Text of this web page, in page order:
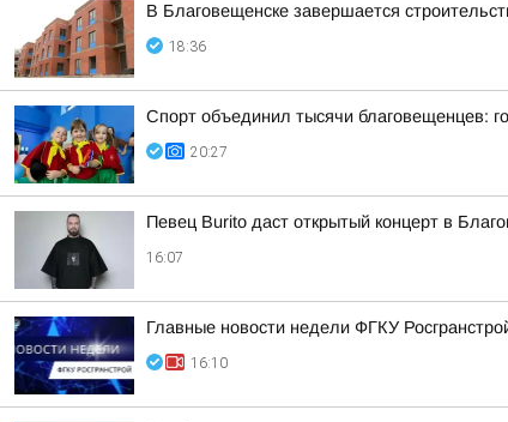
В Благовещенске завершается
18:36
Спорт объединил тысячи благовещенцев:
20:27
Певец Burito даст открытый концерт в
16:07
Главные новости недели ФГКУ
16:10